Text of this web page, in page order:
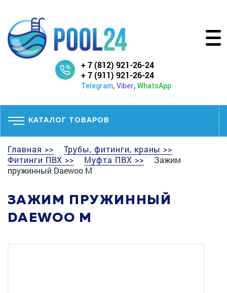
+ 7 (812) 921-26-24
+ 7 (911) 921-26-24
Telegram, Viber, WhatsApp
КАТАЛОГ ТОВАРОВ
Главная >>
Трубы, фитинги, краны >>
Фитинги ПВХ >>
Муфта ПВХ >>
Зажим
пружинный Daewoo M
ЗАЖИМ ПРУЖИННЫЙ
DAEWOO M